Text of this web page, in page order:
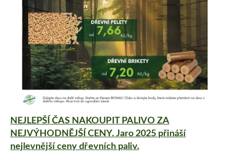
NEJLEPŠÍ ČAS NAKOUPIT PALIVO ZA
NEJVÝHODNĚJŠÍ CENY. Jaro 2025 přináší
nejlevnější ceny dřevních paliv.